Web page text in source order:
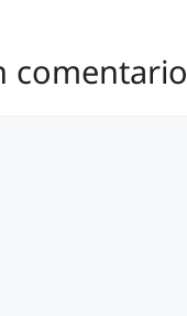
comentario